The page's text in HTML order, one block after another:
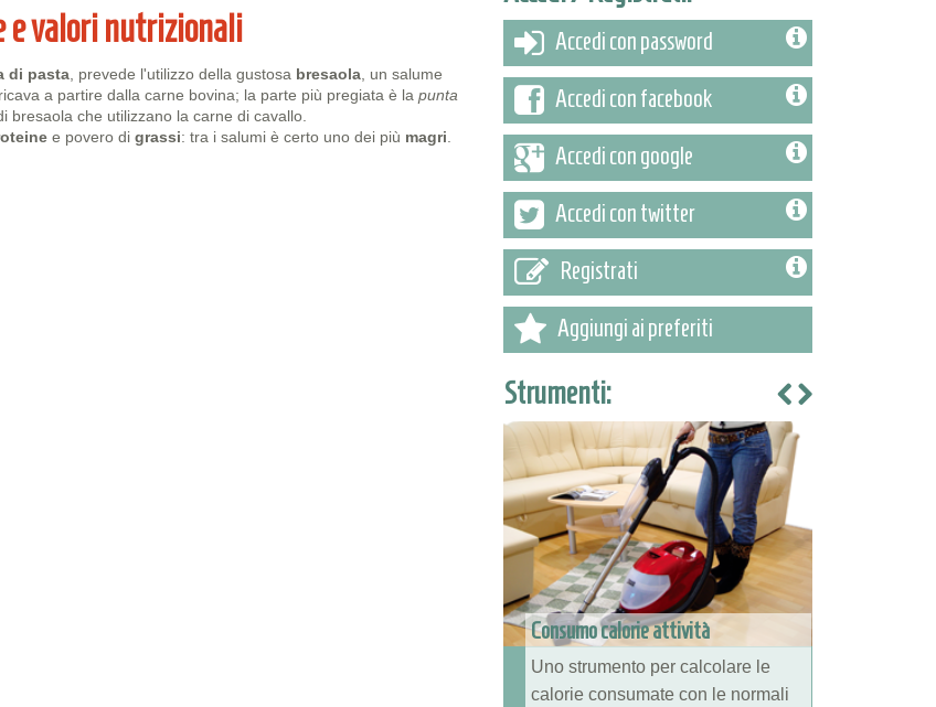
e valori nutrizionali
di pasta, prevede l'utilizzo della gustosa bresaola, un salume
a partire dalla carne bovina; la parte più pregiata è la punta
bresaola che utilizzano la carne di cavallo.
e povero di grassi: tra i salumi è certo uno dei più magri.
Accedi con password
Accedi con facebook
Accedi con google
Accedi con twitter
Registrati
Aggiungi ai preferiti
Strumenti:
Consumo calorie attività
Uno strumento per calcolare le
calorie consumate con le normali